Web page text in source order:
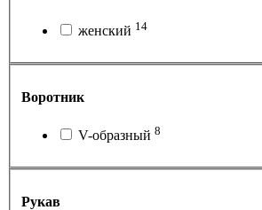
женский 14
Воротник
V-образный 8
Рукав